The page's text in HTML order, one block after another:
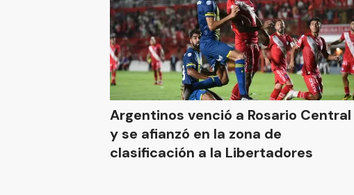
Argentinos venció a Rosario Central
y se afianzó en la zona de
clasificación a la Libertadores